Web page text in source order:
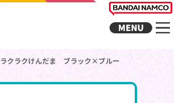
ラクラクけんだま ブラック×ブルー